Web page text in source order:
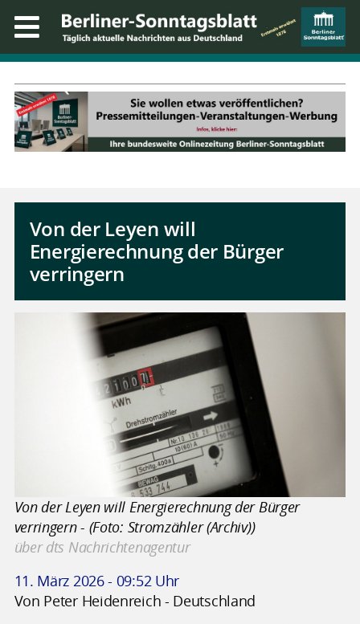
Von der Leyen will
Energierechnung der Bürger
verringern
Von der Leyen will Energierechnung der Bürger
verringern - (Foto: Stromzähler (Archiv))
über dts Nachrichtenagentur
11. März 2026 - 09:52 Uhr
Von Peter Heidenreich - Deutschland